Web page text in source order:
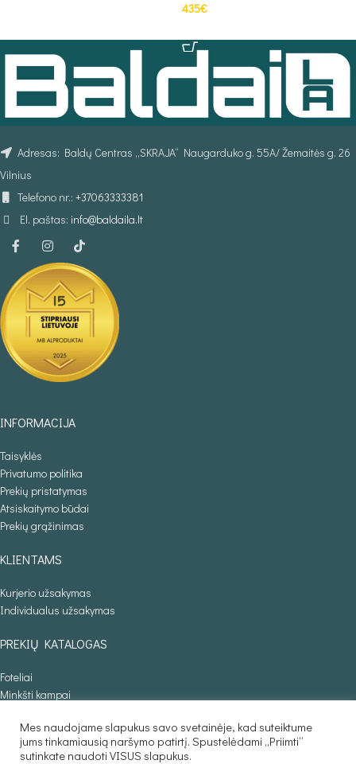
435€
Adresas: Baldų Centras „SKRAJA“ Naugarduko g. 55A/ Žemaitės g. 26
Vilnius
Telefono nr.: +37063333381
El. paštas: info@baldaila.lt
INFORMACIJA
Taisyklės
Privatumo politika
Prekių pristatymas
Atsiskaitymo būdai
Prekių grąžinimas
KLIENTAMS
Kurjerio užsakymas
Individualus užsakymas
PREKIŲ KATALOGAS
Foteliai
Minkšti kampai
Sofos lovos
Stalai
Mes naudojame slapukus savo svetainėje, kad suteiktume
jums tinkamiausią naršymo patirtį. Spustelėdami „Priimti“
sutinkate naudoti VISUS slapukus.